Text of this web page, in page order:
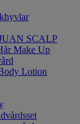
SCALP
Make Up
Lotion